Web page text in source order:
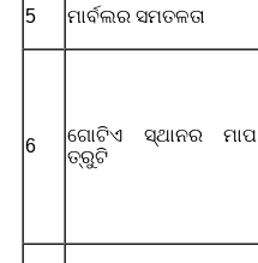
5 ମାର୍ବଲର ସମତଳତା
6
ଗୋଟିଏ ସ୍ଥାନର ମାପ
ତ୍ରୁଟି